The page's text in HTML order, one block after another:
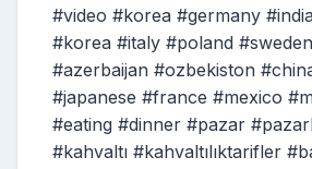
#video #korea #germany
#korea #italy #poland
#azerbaijan #ozbekiston
#japanese #france #mexico
#eating #dinner #pazar
#kahvaltı #kahvaltılıktarifler